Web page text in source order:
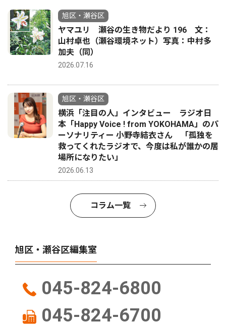
旭区・瀬谷区
ヤマユリ 瀬谷の生き物だより 196 文：
山村卓也（瀬谷環境ネット）写真：中村多
加夫（同）
2026.07.16
旭区・瀬谷区
横浜「注目の人」インタビュー ラジオ日
本「Happy Voice ! from YOKOHAMA」のパ
ーソナリティー 小野寺結衣さん 「孤独を
救ってくれたラジオで、今度は私が誰かの居
場所になりたい」
2026.06.13
コラム一覧
旭区・瀬谷区編集室
045-824-6800
045-824-6700